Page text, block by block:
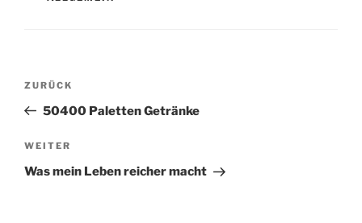
Beitragsnavigation
Vorheriger
Beitrag
ZURÜCK
50400 Paletten Getränke
Nächster
Beitrag
WEITER
Was mein Leben reicher macht